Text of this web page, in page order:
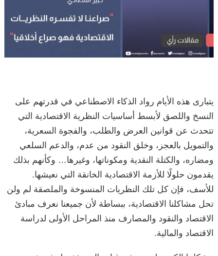
يتبارى هذه الأيام رواد الذكاء الاصطناعي في قدرتهم على
النسخ واللصق لأبسط أساسيات النظرية الاقتصادية التي
تتحدث عن قوانين العرض والطلب، والفجوة السعرية،
والتمويل بالعجز، وخلق النقود من عدم، والدعم السلعي
ومضاره، والكتلة النقدية ومكوناتها، وغيرها… وكأنهم بذلك
يقدمون حلولًا للأزمة الاقتصادية الخانقة التي نعيشها.
للأسف، فإن كل تلك النظريات المنسوخة والملصقة لم ولن
تحل مشاكلنا الاقتصادية، ببساطة لأن جميعنا نعرف مبادئ
الاقتصاد والنقود والمصارف منذ المراحل الأولى لدراسة
الاقتصاد والمالية.